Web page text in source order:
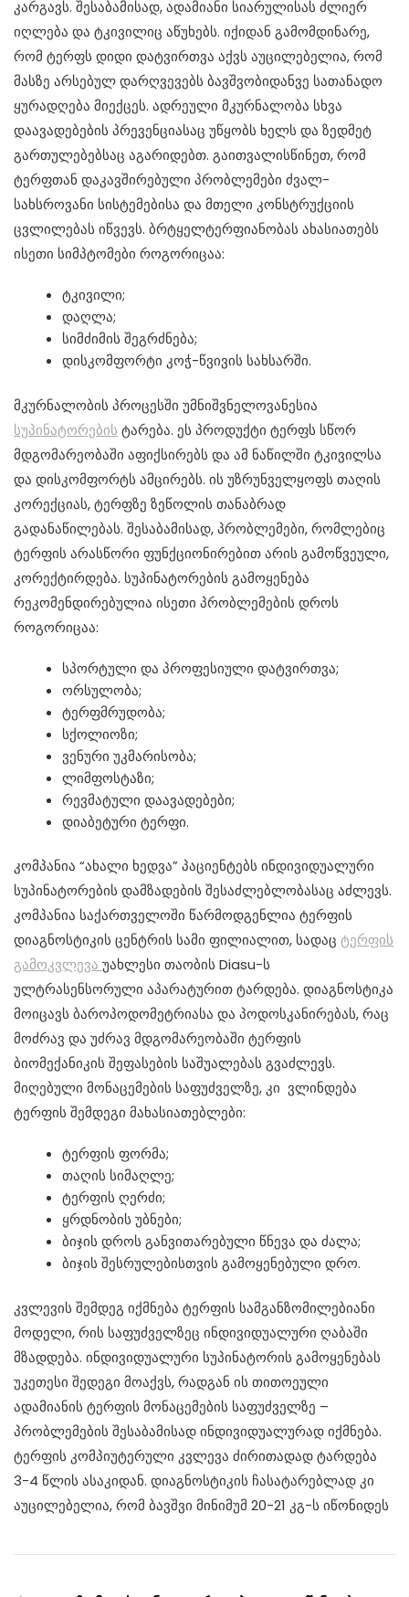
კარგავს. შესაბამისად, ადამიანი სიარულისას ძლიერ
იღლება და ტკივილიც აწუხებს. იქიდან გამომდინარე,
რომ ტერფს დიდი დატვირთვა აქვს აუცილებელია, რომ
მასზე არსებულ დარღვევებს ბავშვობიდანვე სათანადო
ყურადღება მიექცეს. ადრეული მკურნალობა სხვა
დაავადებების პრევენციასაც უწყობს ხელს და ზედმეტ
გართულებებსაც აგარიდებთ. გაითვალისწინეთ, რომ
ტერფთან დაკავშირებული პრობლემები ძვალ-
სახსროვანი სისტემებისა და მთელი კონსტრუქციის
ცვლილებას იწვევს. ბრტყელტერფიანობას ახასიათებს
ისეთი სიმპტომები როგორიცაა:
ტკივილი;
დაღლა;
სიმძიმის შეგრძნება;
დისკომფორტი კოჭ-წვივის სახსარში.
მკურნალობის პროცესში უმნიშვნელოვანესია
სუპინატორების ტარება. ეს პროდუქტი ტერფს სწორ
მდგომარეობაში აფიქსირებს და ამ ნაწილში ტკივილსა
და დისკომფორტს ამცირებს. ის უზრუნველყოფს თაღის
კორექციას, ტერფზე ზეწოლის თანაბრად
გადანაწილებას. შესაბამისად, პრობლემები, რომლებიც
ტერფის არასწორი ფუნქციონირებით არის გამოწვეული,
კორექტირდება. სუპინატორების გამოყენება
რეკომენდირებულია ისეთი პრობლემების დროს
როგორიცაა:
სპორტული და პროფესიული დატვირთვა;
ორსულობა;
ტერფმრუდობა;
სქოლიოზი;
ვენური უკმარისობა;
ლიმფოსტაზი;
რევმატული დაავადებები;
დიაბეტური ტერფი.
კომპანია “ახალი ხედვა” პაციენტებს ინდივიდუალური
სუპინატორების დამზადების შესაძლებლობასაც აძლევს.
კომპანია საქართველოში წარმოდგენლია ტერფის
დიაგნოსტიკის ცენტრის სამი ფილიალით, სადაც ტერფის
გამოკვლევა უახლესი თაობის Diasu-ს
ულტრასენსორული აპარატურით ტარდება. დიაგნოსტიკა
მოიცავს ბაროპოდომეტრიასა და პოდოსკანირებას, რაც
მოძრავ და უძრავ მდგომარეობაში ტერფის
ბიომექანიკის შეფასების საშუალებას გვაძლევს.
მიღებული მონაცემების საფუძველზე, კი ვლინდება
ტერფის შემდეგი მახასიათებლები:
ტერფის ფორმა;
თაღის სიმაღლე;
ტერფის ღერძი;
ყრდნობის უბნები;
ბიჯის დროს განვითარებული წნევა და ძალა;
ბიჯის შესრულებისთვის გამოყენებული დრო.
კვლევის შემდეგ იქმნება ტერფის სამგანზომილებიანი
მოდელი, რის საფუძველზეც ინდივიდუალური ღაბაში
მზადდება. ინდივიდუალური სუპინატორის გამოყენებას
უკეთესი შედეგი მოაქვს, რადგან ის თითოეული
ადამიანის ტერფის მონაცემების საფუძველზე –
პრობლემების შესაბამისად ინდივიდუალურად იქმნება.
ტერფის კომპიუტერული კვლევა ძირითადად ტარდება
3-4 წლის ასაკიდან. დიაგნოსტიკის ჩასატარებლად კი
აუცილებელია, რომ ბავშვი მინიმუმ 20-21 კგ-ს იწონიდეს